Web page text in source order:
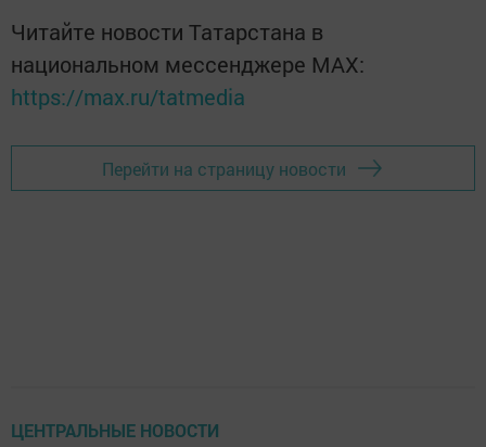
Читайте новости Татарстана в
национальном мессенджере MАХ:
https://max.ru/tatmedia
Перейти на страницу новости
ЦЕНТРАЛЬНЫЕ НОВОСТИ